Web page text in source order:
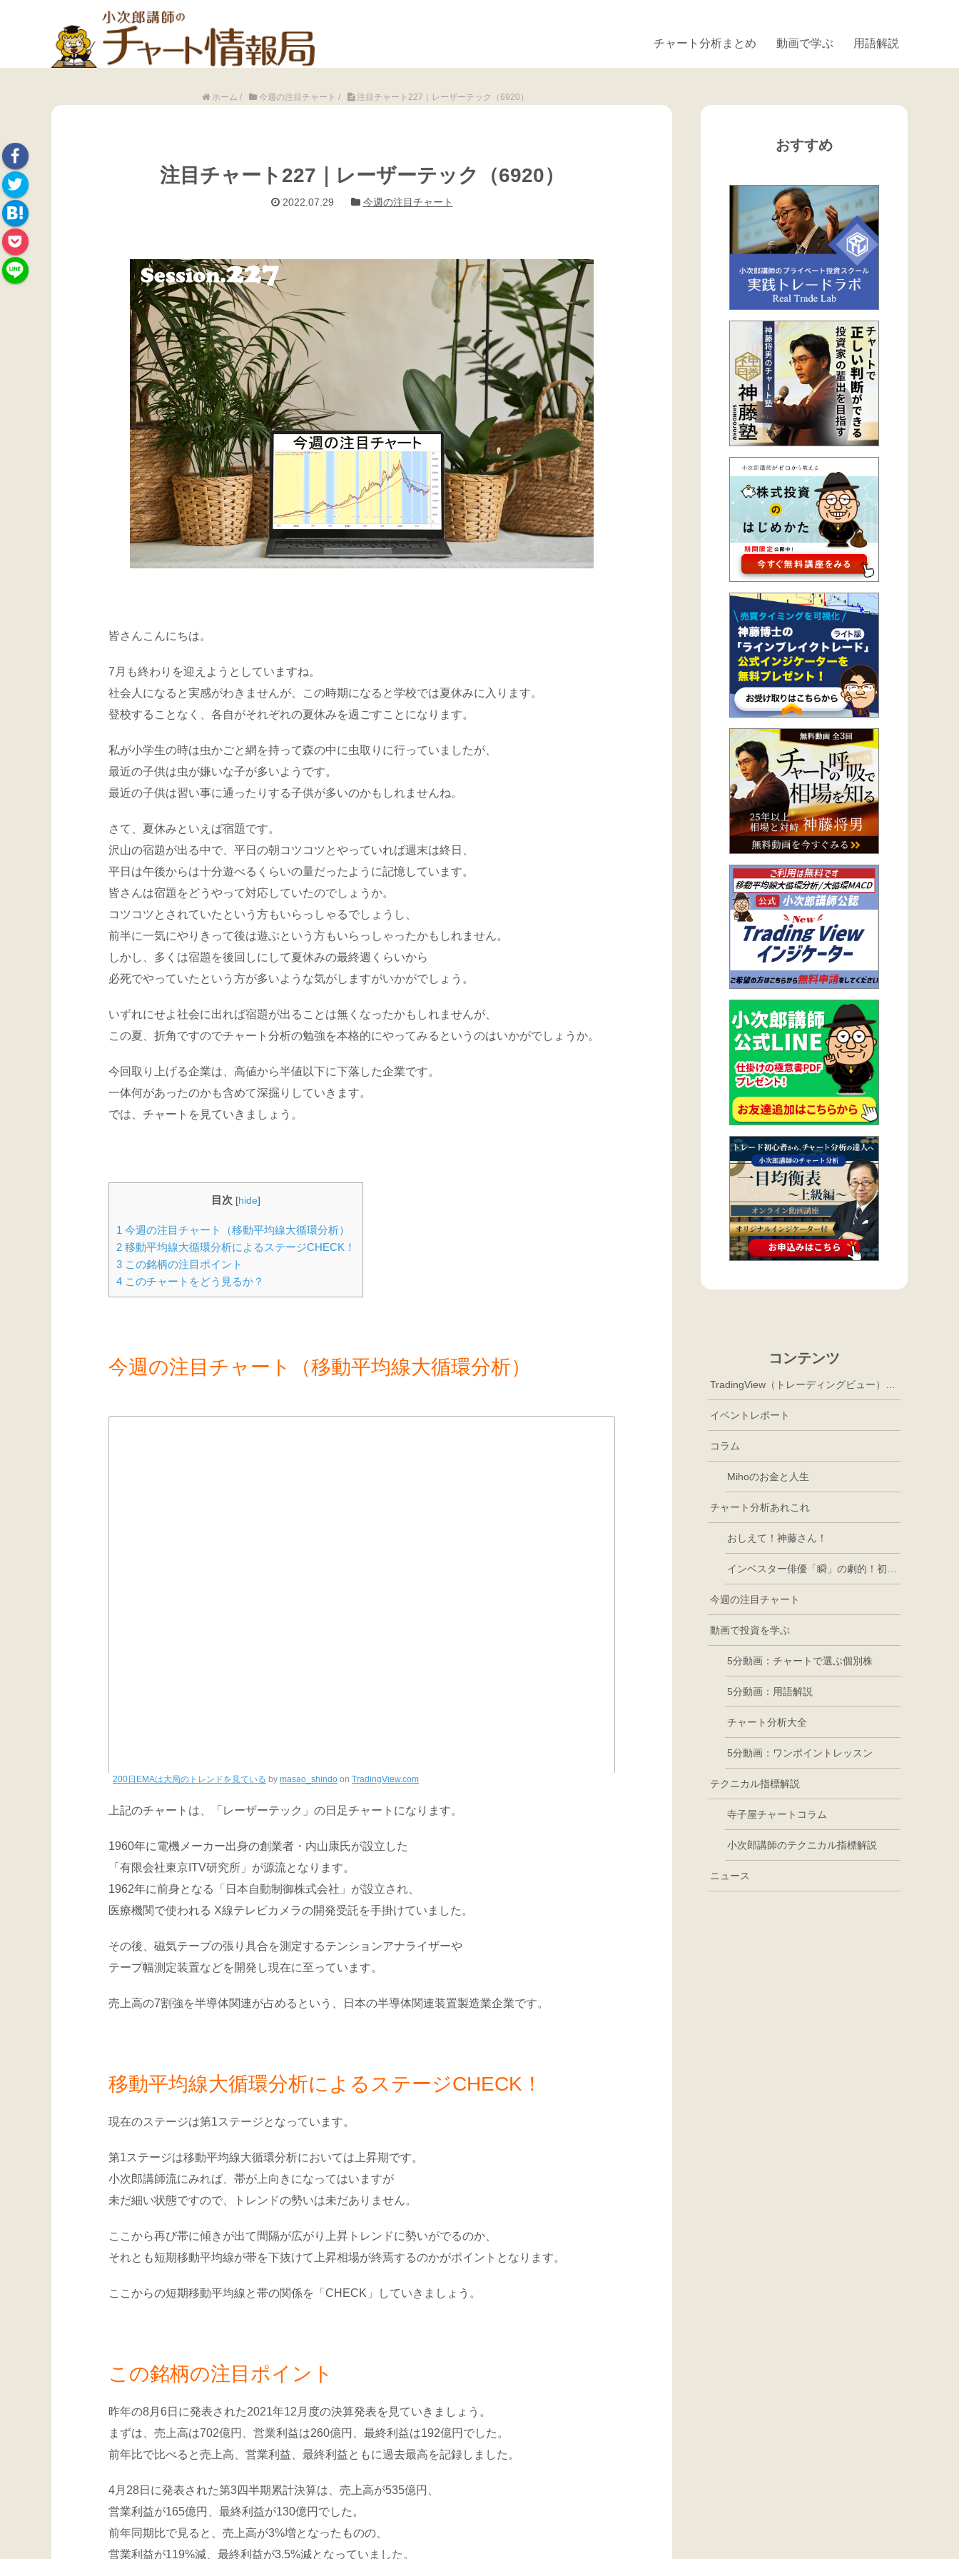
チャート分析まとめ 動画で学ぶ 用語解説
ホーム / 今週の注目チャート / 注目チャート227｜レーザーテック（6920）
注目チャート227｜レーザーテック（6920）
2022.07.29 今週の注目チャート
皆さんこんにちは。
7月も終わりを迎えようとしていますね。
社会人になると実感がわきませんが、この時期になると学校では夏休みに入ります。
登校することなく、各自がそれぞれの夏休みを過ごすことになります。
私が小学生の時は虫かごと網を持って森の中に虫取りに行っていましたが、
最近の子供は虫が嫌いな子が多いようです。
最近の子供は習い事に通ったりする子供が多いのかもしれませんね。
さて、夏休みといえば宿題です。
沢山の宿題が出る中で、平日の朝コツコツとやっていれば週末は終日、
平日は午後からは十分遊べるくらいの量だったように記憶しています。
皆さんは宿題をどうやって対応していたのでしょうか。
コツコツとされていたという方もいらっしゃるでしょうし、
前半に一気にやりきって後は遊ぶという方もいらっしゃったかもしれません。
しかし、多くは宿題を後回しにして夏休みの最終週くらいから
必死でやっていたという方が多いような気がしますがいかがでしょう。
いずれにせよ社会に出れば宿題が出ることは無くなったかもしれませんが、
この夏、折角ですのでチャート分析の勉強を本格的にやってみるというのはいかがでしょうか。
今回取り上げる企業は、高値から半値以下に下落した企業です。
一体何があったのかも含めて深掘りしていきます。
では、チャートを見ていきましょう。
目次 [hide]
1 今週の注目チャート（移動平均線大循環分析）
2 移動平均線大循環分析によるステージCHECK！
3 この銘柄の注目ポイント
4 このチャートをどう見るか？
今週の注目チャート（移動平均線大循環分析）
200日EMAは大局のトレンドを見ている by masao_shindo on TradingView.com
上記のチャートは、「レーザーテック」の日足チャートになります。
1960年に電機メーカー出身の創業者・内山康氏が設立した
「有限会社東京ITV研究所」が源流となります。
1962年に前身となる「日本自動制御株式会社」が設立され、
医療機関で使われる X線テレビカメラの開発受託を手掛けていました。
その後、磁気テープの張り具合を測定するテンションアナライザーや
テープ幅測定装置などを開発し現在に至っています。
売上高の7割強を半導体関連が占めるという、日本の半導体関連装置製造業企業です。
移動平均線大循環分析によるステージCHECK！
現在のステージは第1ステージとなっています。
第1ステージは移動平均線大循環分析においては上昇期です。
小次郎講師流にみれば、帯が上向きになってはいますが
未だ細い状態ですので、トレンドの勢いは未だありません。
ここから再び帯に傾きが出て間隔が広がり上昇トレンドに勢いがでるのか、
それとも短期移動平均線が帯を下抜けて上昇相場が終焉するのかがポイントとなります。
ここからの短期移動平均線と帯の関係を「CHECK」していきましょう。
この銘柄の注目ポイント
昨年の8月6日に発表された2021年12月度の決算発表を見ていきましょう。
まずは、売上高は702億円、営業利益は260億円、最終利益は192億円でした。
前年比で比べると売上高、営業利益、最終利益ともに過去最高を記録しました。
4月28日に発表された第3四半期累計決算は、売上高が535億円、
営業利益が165億円、最終利益が130億円でした。
前年同期比で見ると、売上高が3%増となったものの、
営業利益が119%減、最終利益が3.5%減となっていました。
Face
book
Twitte
r
Hate
na
Pock
おすすめ
コンテンツ
イベントレポート
コラム
Mihoのお金と人生
チャート分析あれこれ
おしえて！神藤さん！
今週の注目チャート
動画で投資を学ぶ
5分動画：チャートで選ぶ個別株
5分動画：用語解説
チャート分析大全
5分動画：ワンポイントレッスン
テクニカル指標解説
寺子屋チャートコラム
小次郎講師のテクニカル指標解説
ニュース